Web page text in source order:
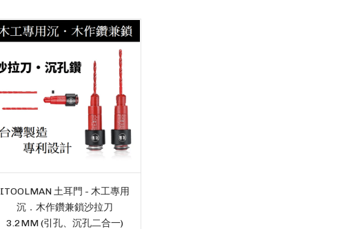
ITOOLMAN 土耳門 - 木工專用
沉．木作鑽兼鎖沙拉刀
3.2MM (引孔、沉孔二合一)